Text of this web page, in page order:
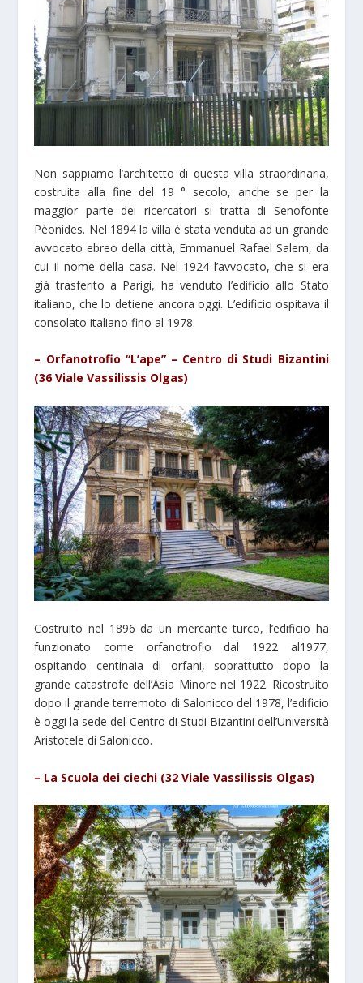
Non sappiamo l’architetto di questa villa straordinaria,
costruita alla fine del 19 ° secolo, anche se per la
maggior parte dei ricercatori si tratta di Senofonte
Péonides. Nel 1894 la villa è stata venduta ad un grande
avvocato ebreo della città, Emmanuel Rafael Salem, da
cui il nome della casa. Nel 1924 l’avvocato, che si era
già trasferito a Parigi, ha venduto l’edificio allo Stato
italiano, che lo detiene ancora oggi. L’edificio ospitava il
consolato italiano fino al 1978.
– Orfanotrofio “L’ape” – Centro di Studi Bizantini
(36 Viale Vassilissis Olgas)
Costruito nel 1896 da un mercante turco, l’edificio ha
funzionato come orfanotrofio dal 1922 al1977,
ospitando centinaia di orfani, soprattutto dopo la
grande catastrofe dell’Asia Minore nel 1922. Ricostruito
dopo il grande terremoto di Salonicco del 1978, l’edificio
è oggi la sede del Centro di Studi Bizantini dell’Università
Aristotele di Salonicco.
– La Scuola dei ciechi (32 Viale Vassilissis Olgas)